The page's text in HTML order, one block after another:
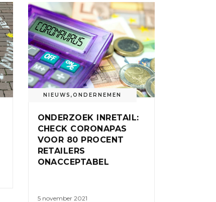
NIEUWS ,ONDERNEMEN
ONDERZOEK INRETAIL:
CHECK CORONAPAS
VOOR 80 PROCENT
RETAILERS
ONACCEPTABEL
5 november 2021